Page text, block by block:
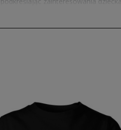
pasję do nauki. Dzieci mogą
ale również stanowią doskonały